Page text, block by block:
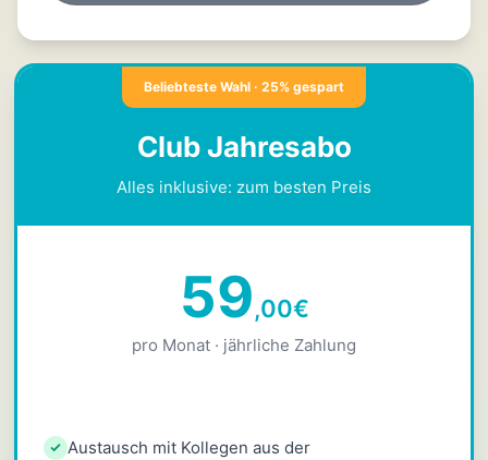
Beliebteste Wahl · 25% gespart
Club Jahresabo
Alles inklusive: zum besten Preis
59,00€
pro Monat · jährliche Zahlung
Austausch mit Kollegen aus der